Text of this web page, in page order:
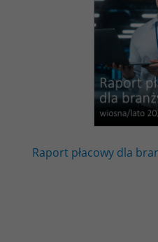
Raport płacowy dla